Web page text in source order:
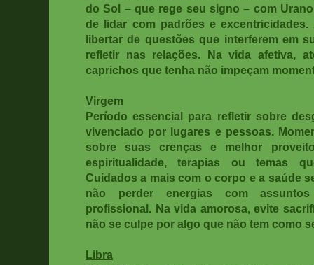
do Sol – que rege seu signo – com
de lidar com padrões e
libertar de questões que interferem em
refletir nas relações. Na vida afetiva,
caprichos que tenha não impeçam
Virgem
Período essencial para refletir sobre
vivenciado por lugares e pessoas.
sobre suas crenças e melhor
espiritualidade, terapias ou temas
Cuidados a mais com o corpo e a saúde
não perder energias com
profissional. Na vida amorosa, evite
não se culpe por algo que não tem como
Libra